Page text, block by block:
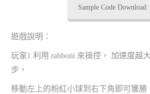
Sample Code Download
遊戲說明：
玩家1 利用 rabboni 來操控， 加速度越
步，
移動左上的粉紅小球到右下角即可獲勝